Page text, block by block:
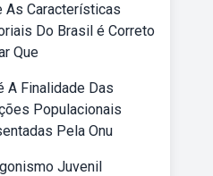
As Características
Do Brasil é Correto
Que
A Finalidade Das
Populacionais
Pela Onu
Juvenil